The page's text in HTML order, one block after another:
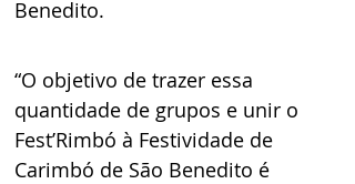
Benedito.
“O objetivo de trazer essa
quantidade de grupos e unir o
Fest’Rimbó à Festividade de
Carimbó de São Benedito é